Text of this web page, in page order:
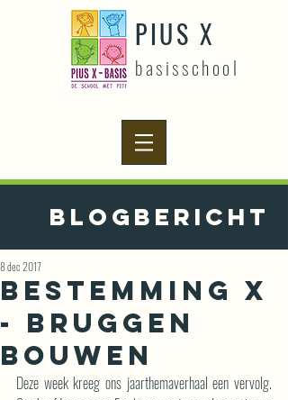
PIUS X
basisschool
Blogbericht
beSTEMming X
- Bruggen
bouwen
8 dec 2017
Deze week kreeg ons jaarthemaverhaal een vervolg.